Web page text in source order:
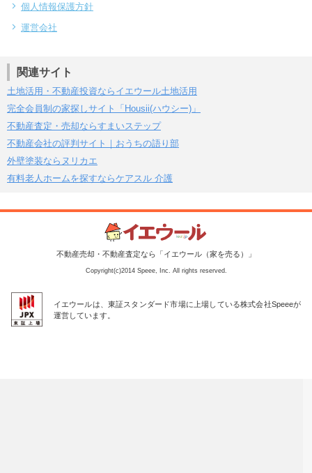
個人情報保護方針
運営会社
関連サイト
土地活用・不動産投資ならイエウール土地活用
完全会員制の家探しサイト「Housii(ハウシー)」
不動産査定・売却ならすまいステップ
不動産会社の評判サイト｜おうちの語り部
外壁塗装ならヌリカエ
有料老人ホームを探すならケアスル 介護
不動産売却・不動産査定なら「イエウール（家を売る）」
Copyright(c)2014 Speee, Inc. All rights reserved.
イエウールは、東証スタンダード市場に上場している株式会社Speeeが
運営しています。